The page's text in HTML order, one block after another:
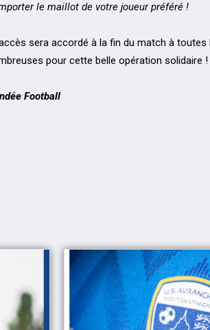
le maillot de votre joueur préféré !
sera accordé à la fin du match à
pour cette belle opération solidaire !
Football